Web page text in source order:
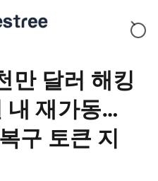
만 달러 해킹
내 재가동…
구 토큰 지